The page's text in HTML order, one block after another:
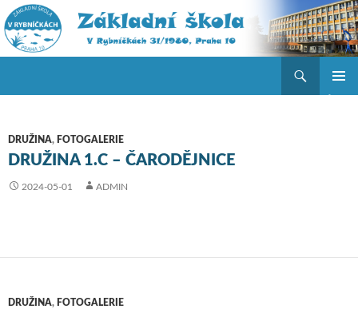
DRUŽINA, FOTOGALERIE
DRUŽINA 1.C – ČARODĚJNICE
2024-05-01 ADMIN
DRUŽINA, FOTOGALERIE